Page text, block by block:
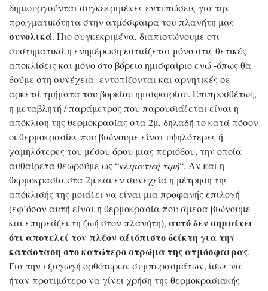
δημιουργούνται συγκεκριμένες εντυπώσεις για την
πραγματικότητα στην ατμόσφαιρα του πλανήτη μας
συνολικά. Πιο συγκεκριμένα, διαπιστώνουμε οτι
συστηματικά η ενημέρωση εστιάζεται μόνο στις θετικές
αποκλίσεις και μόνο στο βόρειο ημισφαίριο ενώ -όπως θα
δούμε στη συνέχεια- εντοπίζονται και αρνητικές σε
αρκετά τμήματα του βορείου ημισφαιρίου. Επιπροσθέτως,
η μεταβλητή / παράμετρος που παρουσιάζεται είναι η
απόκλιση της θερμοκρασίας στα 2μ, δηλαδή το κατά πόσον
οι θερμοκρασίες που βιώνουμε είναι υψηλότερες ή
χαμηλότερες του μέσου όρου μιας περιόδου, την οποία
αυθαίρετα θεωρούμε ως “κλιματική τιμή“. Αν και η
θερμοκρασία στα 2μ και εν συνεχεία η μέτρηση της
απόκλισής της μοιάζει να είναι μια προφανής επιλογή
(εφ’όσον αυτή είναι η θερμοκρασία που άμεσα βιώνουμε
και επηρεάζει τη ζωή στον πλανήτη), αυτό δεν σημαίνει
ότι αποτελεί τον πλέον αξιόπιστο δείκτη για την
κατάσταση στο κατώτερο στρώμα της ατμόσφαιρας.
Για την εξαγωγή ορθότερων συμπερασμάτων, ίσως να
ήταν προτιμότερο να γίνει χρήση της θερμοκρασιακής